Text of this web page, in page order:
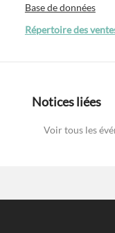
Base de données
Répertoire des
Notices liées
Voir tous les